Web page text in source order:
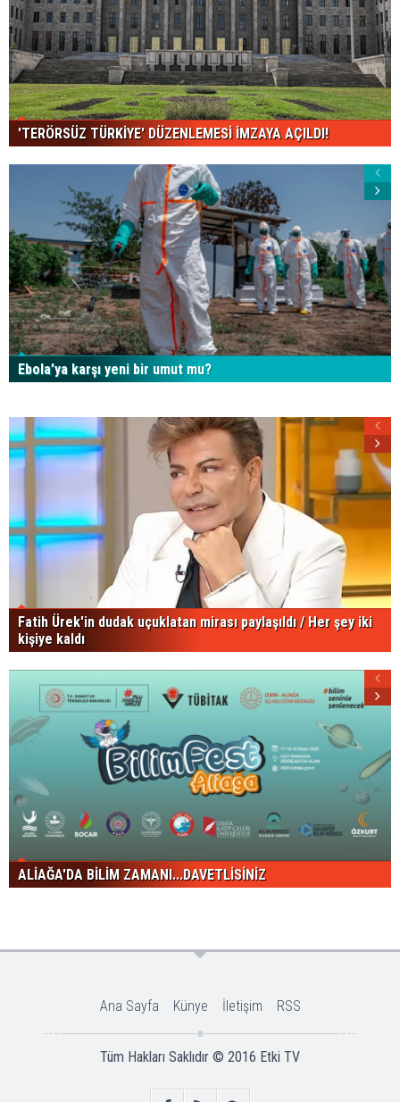
'TERÖRSÜZ TÜRKİYE' DÜZENLEMESİ İMZAYA AÇILDI!
Ebola’ya karşı yeni bir umut mu?
Fatih Ürek'in dudak uçuklatan mirası paylaşıldı / Her şey iki
kişiye kaldı
ALİAĞA'DA BİLİM ZAMANI...DAVETLİSİNİZ
Ana Sayfa Künye İletişim RSS
Tüm Hakları Saklıdır © 2016 Etki TV